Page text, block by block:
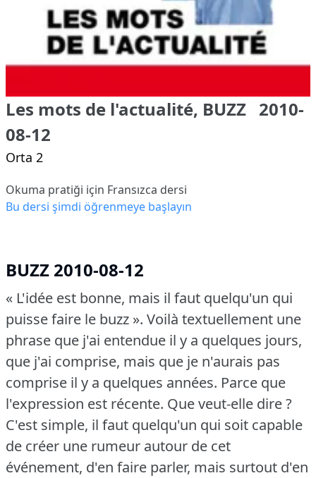
Les mots de l'actualité, BUZZ 2010-
08-12
Orta 2
Okuma pratiği için Fransızca dersi
Bu dersi şimdi öğrenmeye başlayın
BUZZ 2010-08-12
« L'idée est bonne, mais il faut quelqu'un qui
puisse faire le buzz ». Voilà textuellement une
phrase que j'ai entendue il y a quelques jours,
que j'ai comprise, mais que je n'aurais pas
comprise il y a quelques années. Parce que
l'expression est récente. Que veut-elle dire ?
C'est simple, il faut quelqu'un qui soit capable
de créer une rumeur autour de cet
événement, d'en faire parler, mais surtout d'en